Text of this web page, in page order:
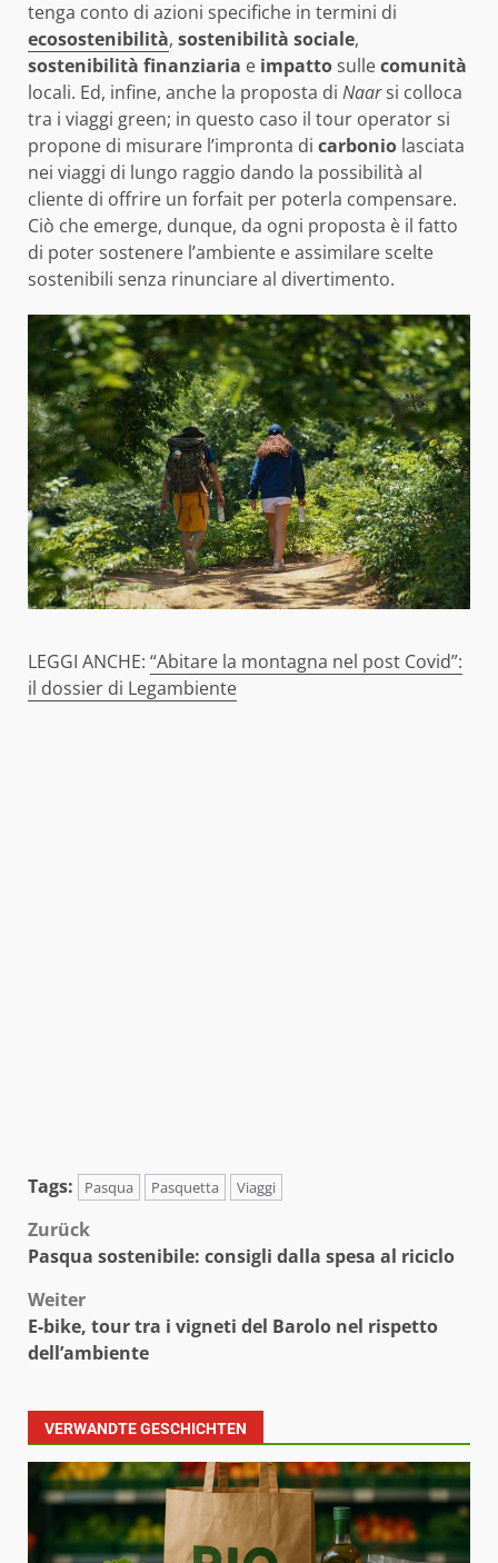
tenga conto di azioni specifiche in termini di
ecosostenibilità, sostenibilità sociale,
sostenibilità finanziaria e impattosullecomunità
locali. Ed, infine, anche la proposta di Naarsi colloca
tra i viaggi green; in questo caso il tour operator si
propone di misurare l’impronta di carbonio lasciata
nei viaggi di lungo raggio dando la possibilità al
cliente di offrire un forfait per poterla compensare.
Ciò che emerge, dunque, da ogni proposta è il fatto
di poter sostenere l’ambiente e assimilare scelte
sostenibili senza rinunciare al divertimento.
LEGGI ANCHE: “Abitare la montagna nel post Covid”:
il dossier di Legambiente
Tags: Pasqua Pasquetta Viaggi
Beitragsnavigation
Zurück
Pasqua sostenibile: consigli dalla spesa al riciclo
Weiter
E-bike, tour tra i vigneti del Barolo nel rispetto
dell’ambiente
VERWANDTE GESCHICHTEN